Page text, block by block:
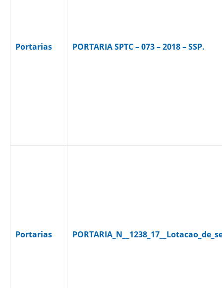
Portarias PORTARIA SPTC – 073 – 2018 – SSP.
Portarias